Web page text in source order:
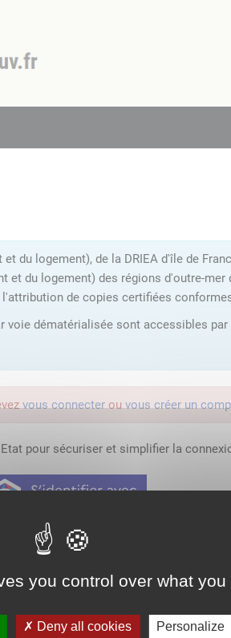
you control over what
Deny all cookies Personalize
du logement), de la DRIEA d'île de
et du logement) des régions d'outre-
de copies certifiées
voie dématérialisée sont accessibles par
vous connecterouvous créer un
pour sécuriser et simplifier la
ce que FranceConnect ?